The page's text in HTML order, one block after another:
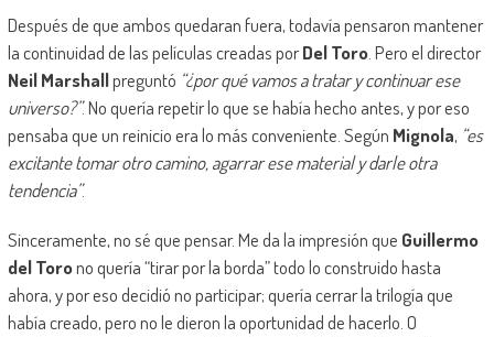
Después de que ambos quedaran fuera, todavía pensaron mantener
la continuidad de las películas creadas porDel Toro. Pero el director
Neil Marshallpreguntó “¿por qué vamos a tratar y continuar ese
universo?”. No quería repetir lo que se había hecho antes, y por eso
pensaba que un reinicio era lo más conveniente. Según Mignola, “es
excitante tomar otro camino, agarrar ese material y darle otra
tendencia”.
Sinceramente, no sé que pensar. Me da la impresión que Guillermo
del Torono quería “tirar por la borda” todo lo construido hasta
ahora, y por eso decidió no participar; quería cerrar la trilogía que
había creado, pero no le dieron la oportunidad de hacerlo. O